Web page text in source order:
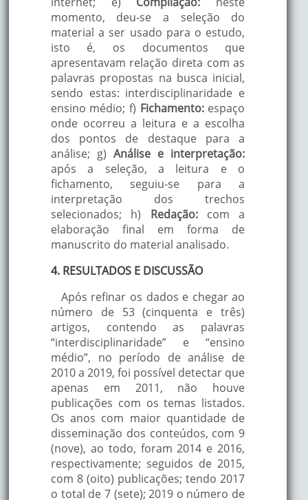
momento, deu-se a seleção do
material a ser usado para o estudo,
isto é, os documentos que
apresentavam relação direta com as
palavras propostas na busca inicial,
sendo estas: interdisciplinaridade e
ensino médio; f) Fichamento:espaço
onde ocorreu a leitura e a escolha
dos pontos de destaque para a
análise; g)Análise e interpretação:
após a seleção, a leitura e o
fichamento, seguiu-se para a
interpretação dos trechos
selecionados; h) Redação:com a
elaboração final em forma de
manuscrito do material analisado.
4. RESULTADOS E DISCUSSÃO
Após refinar os dados e chegar ao
número de 53 (cinquenta e três)
artigos, contendo as palavras
“interdisciplinaridade” e “ensino
médio”, no período de análise de
2010 a 2019, foi possível detectar que
apenas em 2011, não houve
publicações com os temas listados.
Os anos com maior quantidade de
disseminação dos conteúdos, com 9
(nove), ao todo, foram 2014 e 2016,
respectivamente; seguidos de 2015,
com 8 (oito) publicações; tendo 2017
o total de 7 (sete); 2019 o número de